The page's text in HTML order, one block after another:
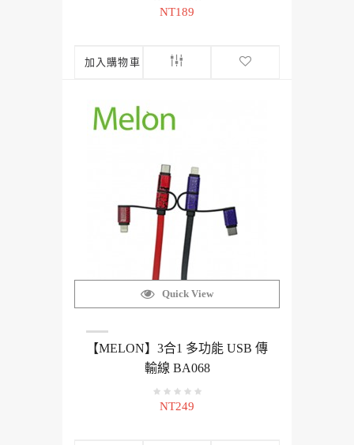
NT189
加入購物車
Quick View
【MELON】3合1 多功能 USB 傳
輸線 BA068
NT249